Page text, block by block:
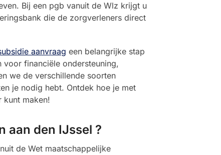
Bij een pgb vanuit de Wlz krijgt u
die de zorgverleners direct
aanvraag een belangrijke stap
financiële ondersteuning,
we de verschillende soorten
je nodig hebt. Ontdek hoe je met
kunt maken!
aan den IJssel ?
de Wet maatschappelijke